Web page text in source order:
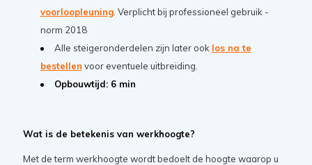
voorloopleuning. Verplicht bij professioneel gebruik -
norm 2018
Alle steigeronderdelen zijn later ook los na te
bestellen voor eventuele uitbreiding.
Opbouwtijd: 6 min
Wat is de betekenis van werkhoogte?
Met de term werkhoogte wordt bedoelt de hoogte waarop u